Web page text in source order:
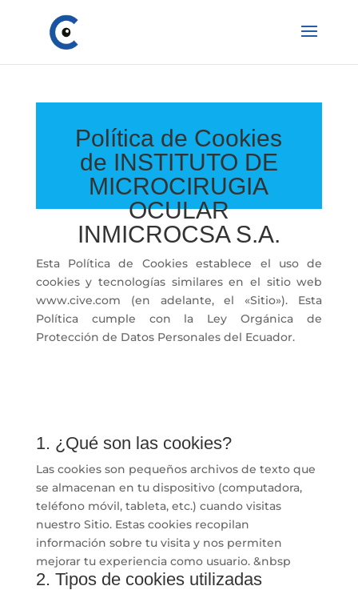
Política de Cookies
de INSTITUTO DE
MICROCIRUGIA
OCULAR
INMICROCSA S.A.
Esta Política de Cookies establece el uso de
cookies y tecnologías similares en el sitio web
www.cive.com (en adelante, el «Sitio»). Esta
Política cumple con la Ley Orgánica de
Protección de Datos Personales del Ecuador.
1. ¿Qué son las cookies?
Las cookies son pequeños archivos de texto que
se almacenan en tu dispositivo (computadora,
teléfono móvil, tableta, etc.) cuando visitas
nuestro Sitio. Estas cookies recopilan
información sobre tu visita y nos permiten
mejorar tu experiencia como usuario. &nbsp
2. Tipos de cookies utilizadas